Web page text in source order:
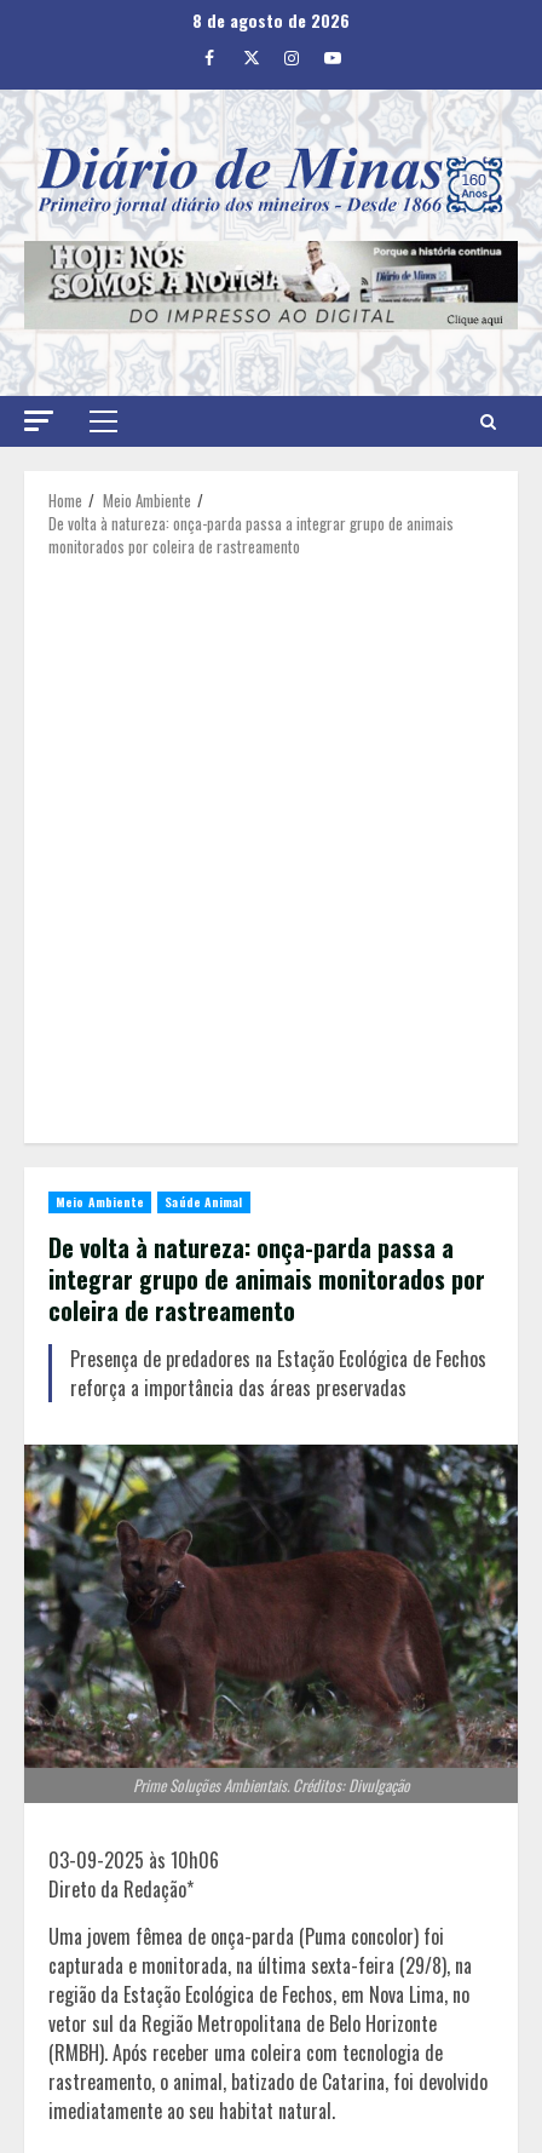
8 de agosto de 2026
Facebook
TwitterInstagram
Youtube
Primary
Home
Meio Ambiente
De volta à natureza: onça-parda passa a integrar grupo de animais
monitorados por coleira de rastreamento
Meio Ambiente Saúde Animal
De volta à natureza: onça-parda passa a
integrar grupo de animais monitorados por
coleira de rastreamento
Presença de predadores na Estação Ecológica de Fechos
reforça a importância das áreas preservadas
Prime Soluções Ambientais. Créditos: Divulgação
03-09-2025 às 10h06
Direto da Redação*
Uma jovem fêmea de onça-parda (Puma concolor) foi
capturada e monitorada, na última sexta-feira (29/8), na
região da Estação Ecológica de Fechos, em Nova Lima, no
vetor sul da Região Metropolitana de Belo Horizonte
(RMBH). Após receber uma coleira com tecnologia de
rastreamento, o animal, batizado de Catarina, foi devolvido
imediatamente ao seu habitat natural.